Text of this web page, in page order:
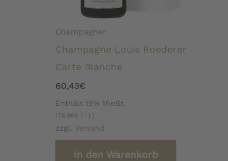
Champagner
Champagne Louis Roederer
Carte Blanche
60,43€
Enthält 19% MwSt.
( 78,96€ / 1 L)
zzgl. Versand
In den Warenkorb